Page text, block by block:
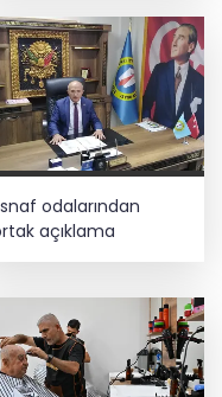
odalarından
açıklama